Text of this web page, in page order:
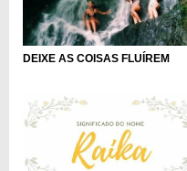
DEIXE AS COISAS FLUÍREM